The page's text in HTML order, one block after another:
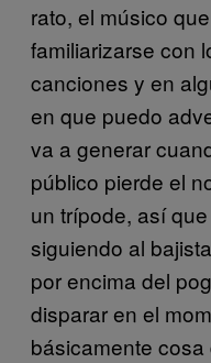
rato, el músico
familiarizarse con
canciones y en
en que puedo
va a generar
público pierde el
un trípode, así
siguiendo al
por encima del
disparar en el
básicamente